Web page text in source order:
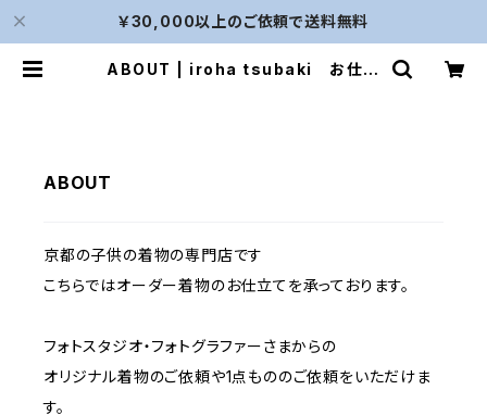
￥30,000以上のご依頼で送料無料
ABOUT | iroha tsubaki お仕立
ABOUT
京都の子供の着物の専門店です
こちらではオーダー着物のお仕立てを承っております。
フォトスタジオ・フォトグラファーさまからの
オリジナル着物のご依頼や1点もののご依頼をいただけま
す。